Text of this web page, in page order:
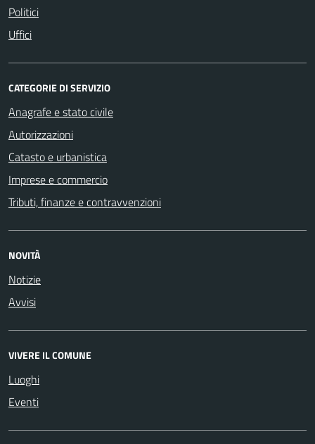
Politici
Uffici
CATEGORIE DI SERVIZIO
Anagrafe e stato civile
Autorizzazioni
Catasto e urbanistica
Imprese e commercio
Tributi, finanze e contravvenzioni
NOVITÀ
Notizie
Avvisi
VIVERE IL COMUNE
Luoghi
Eventi